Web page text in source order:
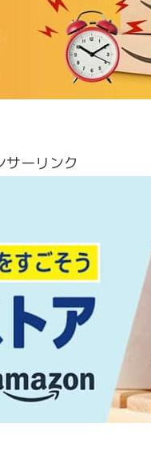
サーリンク